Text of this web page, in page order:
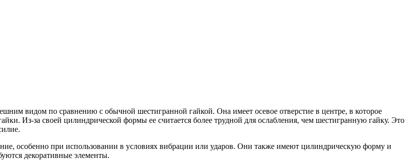
видом по сравнению с обычной шестигранной гайкой. Она имеет осевое отверстие в центре, в которое
Из-за своей цилиндрической формы ее считается более трудной для ослабления, чем шестигранную гайку. Это
особенно при использовании в условиях вибрации или ударов. Они также имеют цилиндрическую форму и
декоративные элементы.